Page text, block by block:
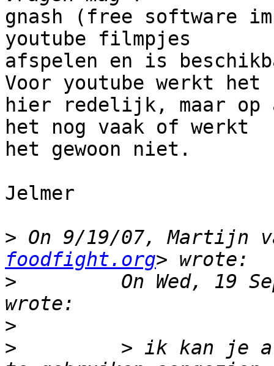
gnash (free software
youtube filmpjes
afspelen en is
Voor youtube werkt het
hier redelijk, maar op
het nog vaak of werkt
het gewoon niet.
Jelmer
> On 9/19/07, Martijn
foodfight.org
>
On Wed, 19
>
>
> ik kan je